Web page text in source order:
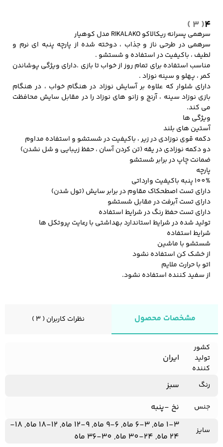
کفش مردانه شال و کلاه مردانه
لباس زیر و راحتی
مردانه
لباس زیر مردانه لباس راحتی مردانه
4
( 3 )
سرهمی پسرانه ریکالاکو RIKALAKO مدل کوهیار
سرهمی در طرحی ناز و جذاب ، دوخته شده از پارچه پنبه ای نرم و
لطیف ، باکیفیت در استفاده و شستشو .
مناسب استفاده برای تمام روز از خواب تا بازی .دارای ویژگی پوشاندن
کمر ، پهلو و سینه نوزاد .
دارای شلوار که علاوه بر آسایش نوزاد در هنگام خواب ، در هنگام
بازی نوزاد سینه ، آرنج و زانو های نوزاد را در مقابل سایش محافظت
می کند.
ویژگی ها
آستین های بلند
دکمه قوی نوزادی در زیر ، باکیفیت در شستشو و استفاده مداوم
دو دکمه نوزادی در یقه (تن کردن آسان ، حفظ زیبایی و شل نشدن)
ضمانت چاپ در برابر شستشو
پارچه
100% پنبه باکیفیت وارداتی
دارای تست اصطحکاک مقاوم در برابر سایش (تول شدن)
دارای تست آبرفت در مقابل شستشو
دارای تست حفظ رنگ در شرایط استفاده
تولید شده در شرایط استاندارد بهداشتی با رعایت پروتکل ها
شرایط استفاده
شستشو با ماشین
از خشک کن استفاده نشود
اتو با حرارت ملایم
از سفید کننده استفاده نشود.
مشخصات محصول نظرات کاربران ( 3 )
کشور
تولید
کننده
ایران
رنگ سبز
جنس نخ -پنبه
سایز
1-3 ماه, 3-6 ماه, 6-9 ماه, 9-12 ماه, 12-18 ماه, 18-
24 ماه, 24-30 ماه, 30-36 ماه